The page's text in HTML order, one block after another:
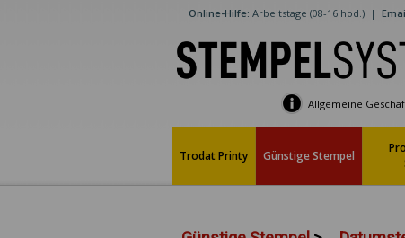
Online-Hilfe: Arbeitstage (08-16 hod.) |
Allgemeine
Trodat Printy Günstige Stempel